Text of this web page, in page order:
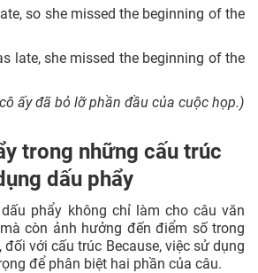
so she missed the beginning of the
late, she missed the beginning of the
ấy đã bỏ lỡ phần đầu của cuộc họp.)
trong những cấu trúc
dấu phẩy
phẩy không chỉ làm cho câu văn
còn ảnh hưởng đến điểm số trong
với cấu trúc Because, việc sử dụng
để phân biệt hai phần của câu.